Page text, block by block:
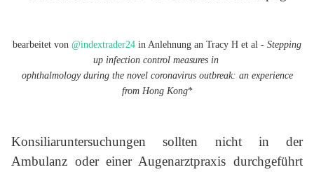
bearbeitet von @indextrader24 in Anlehnung an Tracy H et al - Stepping
up infection control measures in
ophthalmology during the novel coronavirus outbreak: an experience
from Hong Kong*
Konsiliaruntersuchungen sollten nicht in der
Ambulanz oder einer Augenarztpraxis durchgeführt